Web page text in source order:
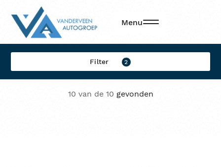
Menu
Filter 2
Filters
Filter op:
Merk
Model
10 van de 10 gevonden